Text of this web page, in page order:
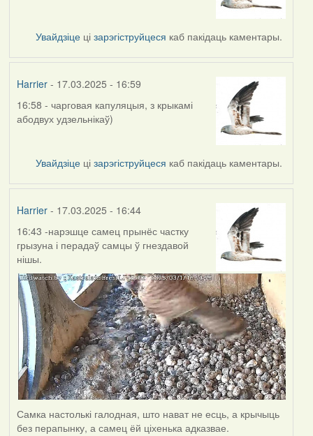
Увайдзіце цізарэгіструйцеся каб пакідаць каментары.
Harrier- 17.03.2025 - 16:59
16:58 - чарговая капуляцыя, з крыкамі
абодвух удзельнікаў)
Увайдзіце цізарэгіструйцеся каб пакідаць каментары.
Harrier- 17.03.2025 - 16:44
16:43 -нарэшце самец прынёс частку
грызуна і перадаў самцы ў гнездавой
нішы.
Самка настолькі галодная, што нават не есць, а крычыць
без перапынку, а самец ёй ціхенька адказвае.